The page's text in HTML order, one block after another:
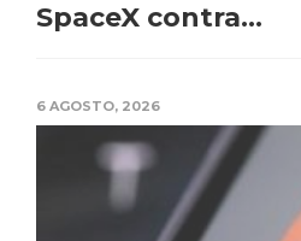
SpaceX contra...
6 AGOSTO, 2026